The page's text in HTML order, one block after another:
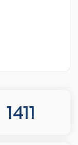
1411